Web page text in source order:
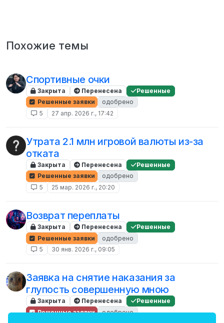
Похожие темы
Спортивные очки
Закрыта Перенесена
Решенные
Решенные заявки
одобрено
5
27 апр. 2026 г., 17:42
Утрата 2.1 млн игровой валюты из-за
отката
Закрыта Перенесена
Решенные
Решенные заявки
одобрено
5
25 мар. 2026 г., 20:20
Возврат переплаты
Закрыта Перенесена
Решенные
Решенные заявки
одобрено
5
30 янв. 2026 г., 09:05
Заявка на снятие наказания за
глупость совершенную мною
Закрыта Перенесена
Решенные
Решенные заявки
одобрено